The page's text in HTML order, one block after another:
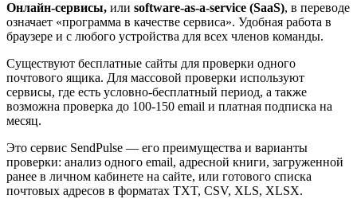
Онлайн-сервисы, или software-as-a-service (SaaS), в переводе
означает «программа в качестве сервиса». Удобная работа в
браузере и с любого устройства для всех членов команды.
Существуют бесплатные сайты для проверки одного
почтового ящика. Для массовой проверки используют
сервисы, где есть условно-бесплатный период, а также
возможна проверка до 100-150 email и платная подписка на
месяц.
Это сервис SendPulse — его преимущества и варианты
проверки: анализ одного email, адресной книги, загруженной
ранее в личном кабинете на сайте, или готового списка
почтовых адресов в форматах TXT, CSV, XLS, XLSX.